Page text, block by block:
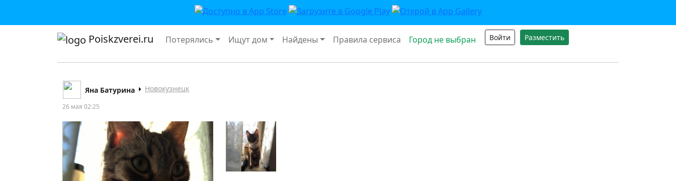
Poiskzverei.ru Потерялись Ищут дом Найдены Правила сервиса Город не выбран Войти Разместить
Яна Батурина Новокузнецк
26 мая 02:25